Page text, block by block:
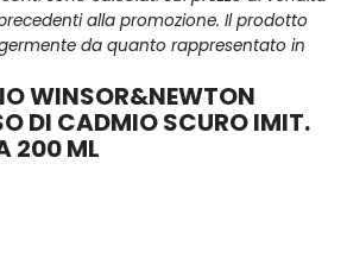
alla promozione. Il prodotto
da quanto rappresentato in
WINSOR&NEWTON
DI CADMIO SCURO IMIT.
200 ML